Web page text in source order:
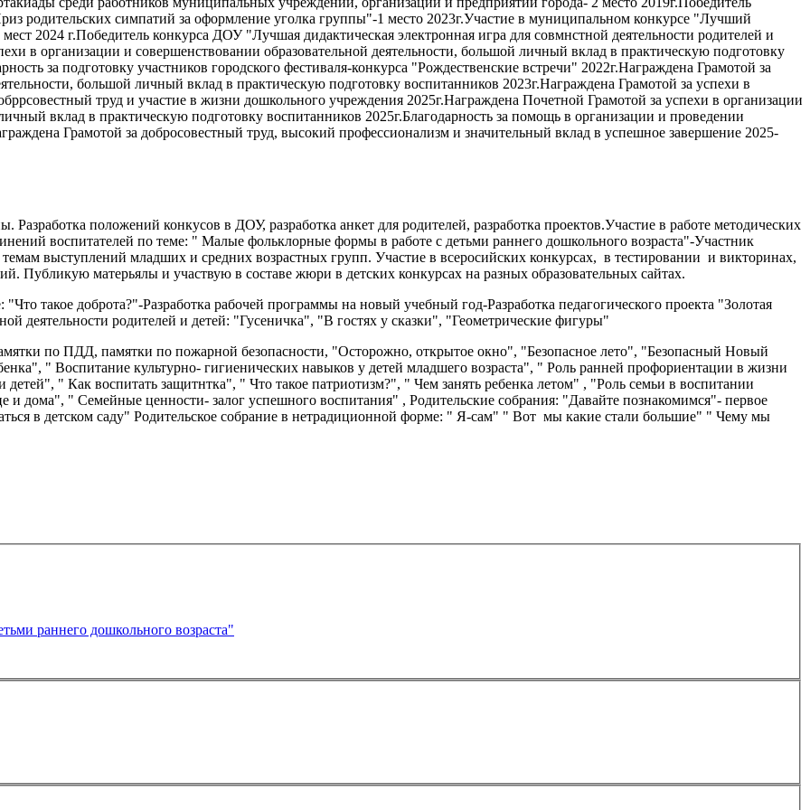
родительских симпатий за оформление уголка группы"-1 место 2023г.Участие в муниципальном конкурсе "Лучший
2024 г.Победитель конкурса ДОУ "Лучшая дидактическая электронная игра для совмнстной деятельности родителей и
в организации и совершенствовании образовательной деятельности, большой личный вклад в практическую подготовку
за подготовку участников городского фестиваля-конкурса "Рождественские встречи" 2022г.Награждена Грамотой за
большой личный вклад в практическую подготовку воспитанников 2023г.Награждена Грамотой за успехи в
труд и участие в жизни дошкольного учреждения 2025г.Награждена Почетной Грамотой за успехи в организации
вклад в практическую подготовку воспитанников 2025г.Благодарность за помощь в организации и проведении
Грамотой за добросовестный труд, высокий профессионализм и значительный вклад в успешное завершение 2025-
Разработка положений конкусов в ДОУ, разработка анкет для родителей, разработка проектов.Участие в работе методических
воспитателей по теме: " Малые фольклорные формы в работе с детьми раннего дошкольного возраста"-Участник
выступлений младших и средних возрастных групп. Участие в всеросийских конкурсах, в тестировании и викторинах,
Публикую матерьялы и участвую в составе жюри в детских конкурсах на разных образовательных сайтах.
такое доброта?"-Разработка рабочей программы на новый учебный год-Разработка педагогического проекта "Золотая
деятельности родителей и детей: "Гусеничка", "В гостях у сказки", "Геометрические фигуры"
по ПДД, памятки по пожарной безопасности, "Осторожно, открытое окно", "Безопасное лето", "Безопасный Новый
" Воспитание культурно- гигиенических навыков у детей младшего возраста", " Роль ранней профориентации в жизни
" Как воспитать защитнтка", " Что такое патриотизм?", " Чем занять ребенка летом" , "Роль семьи в воспитании
и дома", " Семейные ценности- залог успешного воспитания" , Родительские собрания: "Давайте познакомимся"- первое
в детском саду" Родительское собрание в нетрадиционной форме: " Я-сам" " Вот мы какие стали большие" " Чему мы
раннего дошкольного возраста"